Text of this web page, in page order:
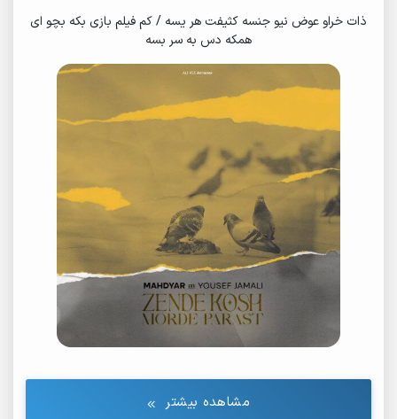
ذات خراو عوض نیو جنسه کثیفت هر یسه / کم فیلم بازی بکه بچو ای
همکه دس به سر بسه
مشاهده بیشتر